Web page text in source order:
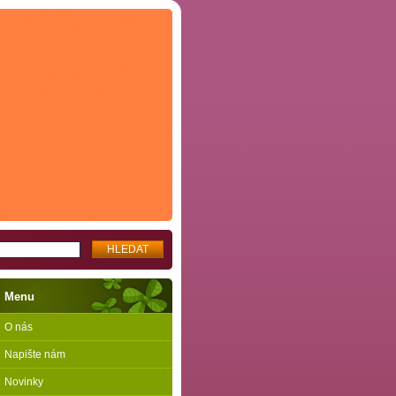
Menu
O nás
Napište nám
Novinky